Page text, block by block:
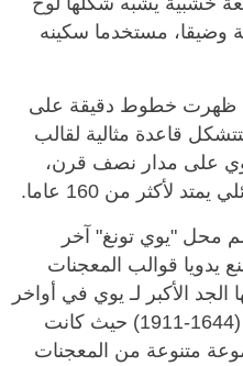
وضيقا، مستخدما سكينه
ظهرت خطوط دقيقة على
قاعدة مثالية لقالب
يوي على مدار نصف قرن،
لأكثر من 160 عاما.
محل "يوي تونغ" آخر
يدويا قوالب المعجنات
الجد الأكبر لـ يوي في أواخر
عهد أسرة تشينغ الإمبراطورية (1644-1911) حيث كانت
متنوعة من المعجنات